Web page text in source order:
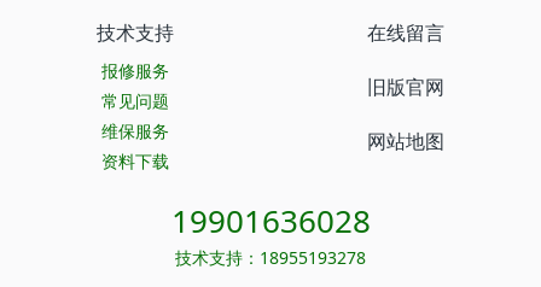
技术支持
报修服务
常见问题
维保服务
资料下载
在线留言
旧版官网
网站地图
19901636028
技术支持：18955193278